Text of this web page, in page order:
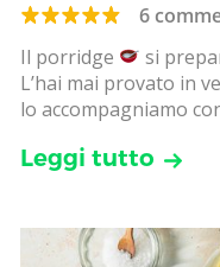
6
Il porridge
si
L’hai mai provato in
lo accompagniamo
Leggi tutto